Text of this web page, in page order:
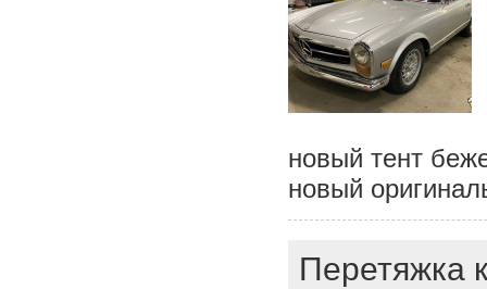
новый тент
новый
Перетяжка